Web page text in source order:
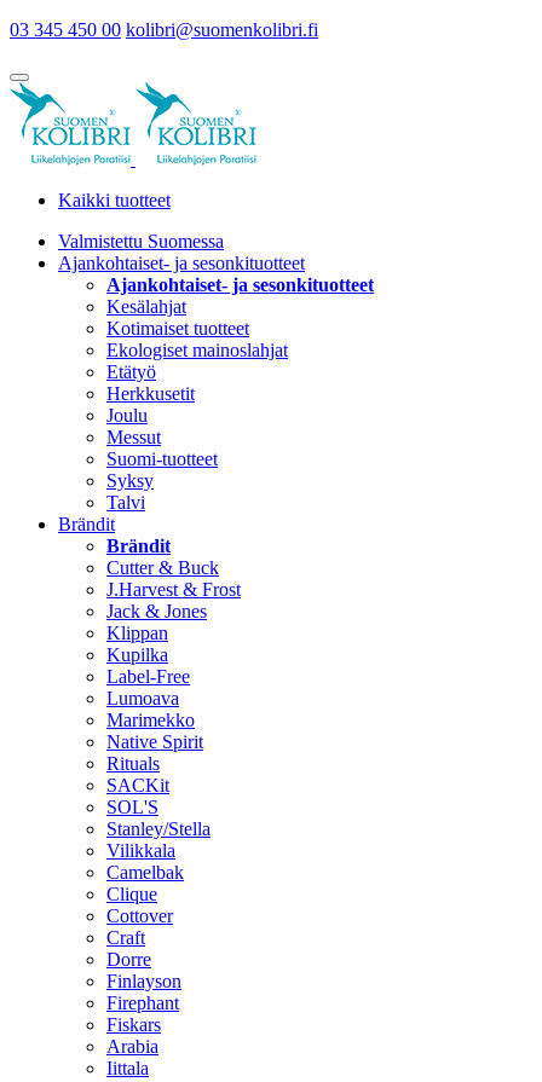
03 345 450 00 kolibri@suomenkolibri.fi
Kaikki tuotteet
Valmistettu Suomessa
Ajankohtaiset- ja sesonkituotteet
Ajankohtaiset- ja sesonkituotteet
Kesälahjat
Kotimaiset tuotteet
Ekologiset mainoslahjat
Etätyö
Herkkusetit
Joulu
Messut
Suomi-tuotteet
Syksy
Talvi
Brändit
Brändit
Cutter & Buck
J.Harvest & Frost
Jack & Jones
Klippan
Kupilka
Label-Free
Lumoava
Marimekko
Native Spirit
Rituals
SACKit
SOL'S
Stanley/Stella
Vilikkala
Camelbak
Clique
Cottover
Craft
Dorre
Finlayson
Firephant
Fiskars
Arabia
Iittala